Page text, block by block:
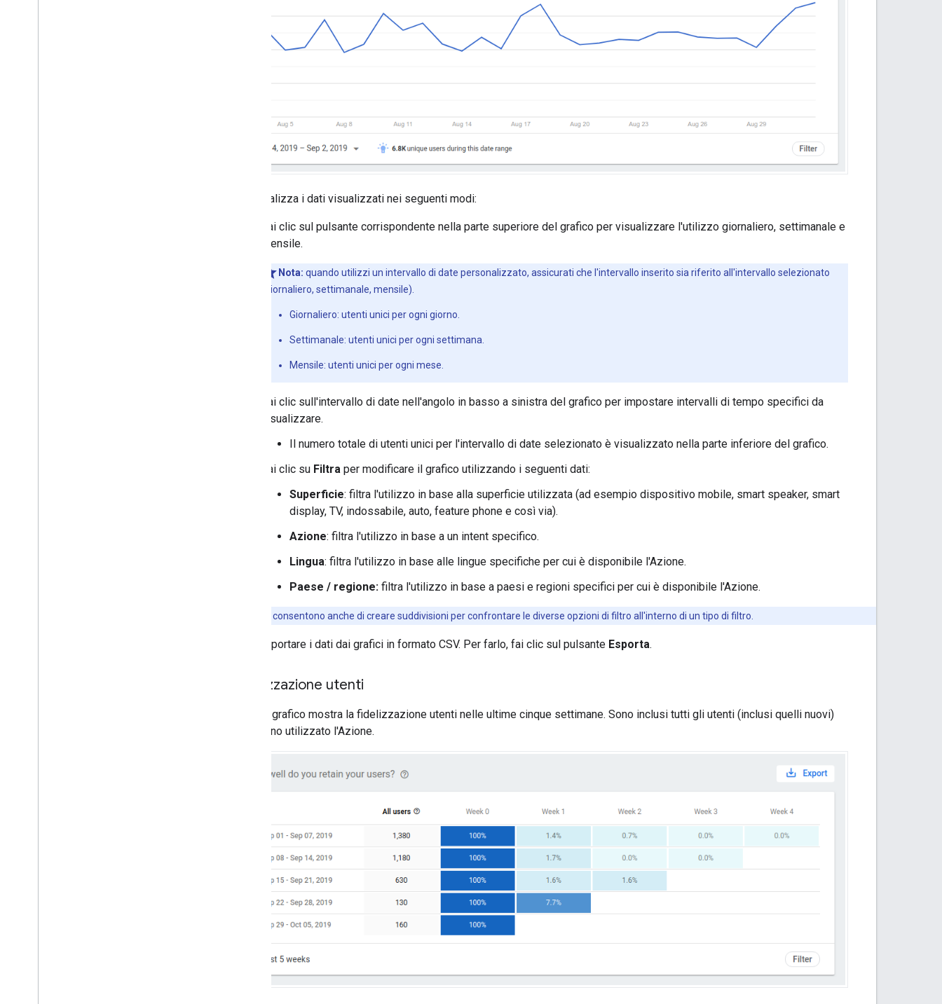
Personalizza i dati visualizzati nei seguenti modi:
Fai clic sul pulsante corrispondente nella parte superiore del grafico per visualizzare l'utilizzo giornaliero, settimanale e
mensile.
Nota: quando utilizzi un intervallo di date personalizzato, assicurati che l'intervallo inserito sia riferito all'intervallo selezionato
(giornaliero, settimanale, mensile).
Giornaliero: utenti unici per ogni giorno.
Settimanale: utenti unici per ogni settimana.
Mensile: utenti unici per ogni mese.
Fai clic sull'intervallo di date nell'angolo in basso a sinistra del grafico per impostare intervalli di tempo specifici da
visualizzare.
Il numero totale di utenti unici per l'intervallo di date selezionato è visualizzato nella parte inferiore del grafico.
Fai clic su Filtra per modificare il grafico utilizzando i seguenti dati:
Superficie: filtra l'utilizzo in base alla superficie utilizzata (ad esempio dispositivo mobile, smart speaker, smart
display, TV, indossabile, auto, feature phone e così via).
Azione: filtra l'utilizzo in base a un intent specifico.
Lingua: filtra l'utilizzo in base alle lingue specifiche per cui è disponibile l'Azione.
Paese / regione: filtra l'utilizzo in base a paesi e regioni specifici per cui è disponibile l'Azione.
i filtri consentono anche di creare suddivisioni per confrontare le diverse opzioni di filtro all'interno di un tipo di filtro.
Puoi esportare i dati dai grafici in formato CSV. Per farlo, fai clic sul pulsante Esporta.
Fidelizzazione utenti
Questo grafico mostra la fidelizzazione utenti nelle ultime cinque settimane. Sono inclusi tutti gli utenti (inclusi quelli nuovi)
che hanno utilizzato l'Azione.